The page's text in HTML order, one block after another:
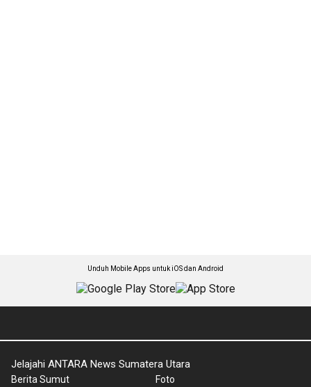
Unduh Mobile Apps untuk iOS dan Android
Jelajahi ANTARA News Sumatera Utara
Berita Sumut
Foto